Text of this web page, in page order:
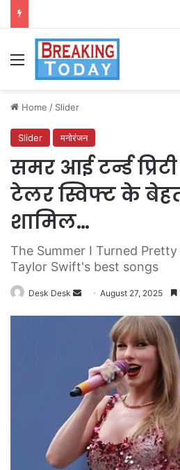
Menu
Home / Slider
Slider मनोरंजन
समर आई टर्न्ड
टेलर स्विफ्ट के
शामिल…
The Summer I Turned
Taylor Swift's best songs
Desk Desk
SendAugust 27, 2025